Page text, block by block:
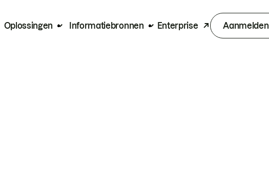
Oplossingen Informatiebronnen Enterprise Aanmelden